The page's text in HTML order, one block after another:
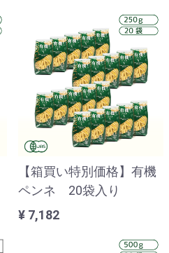
【箱買い特別価格】有機
ペンネ 20袋入り
¥ 7,182